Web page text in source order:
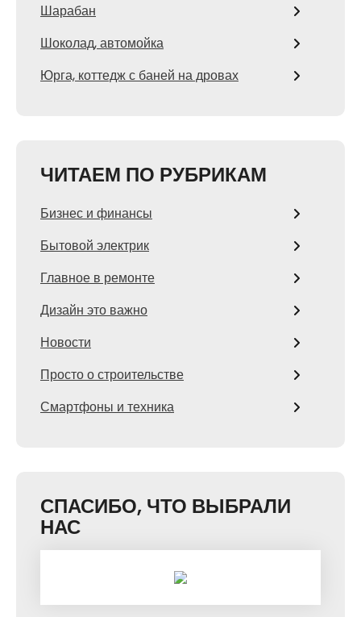
Шарабан
Шоколад, автомойка
Юрга, коттедж с баней на дровах
ЧИТАЕМ ПО РУБРИКАМ
Бизнес и финансы
Бытовой электрик
Главное в ремонте
Дизайн это важно
Новости
Просто о строительстве
Смартфоны и техника
СПАСИБО, ЧТО ВЫБРАЛИ
НАС